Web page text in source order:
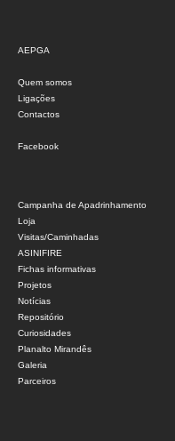
AEPGA
Quem somos
Ligações
Contactos
Facebook
Campanha de Apadrinhamento
Loja
Visitas/Caminhadas
ASINIFIRE
Fichas informativas
Projetos
Notícias
Repositório
Curiosidades
Planalto Mirandês
Galeria
Parceiros